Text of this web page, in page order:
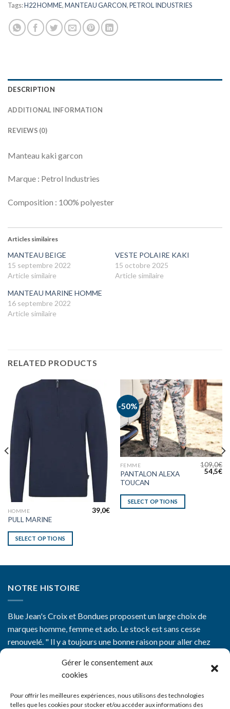
Gérer le consentement aux
cookies
Pour offrir les meilleures expériences, nous utilisons des technologies
telles que les cookies pour stocker et/ou accéder aux informations des
Tags:H22 HOMME,MANTEAU GARCON,PETROL INDUSTRIES
DESCRIPTION
ADDITIONAL INFORMATION
REVIEWS (0)
Manteau kaki garcon
Marque : Petrol Industries
Composition : 100% polyester
Articles similaires
MANTEAU BEIGE
15 septembre 2022
Article similaire
VESTE POLAIRE KAKI
15 octobre 2025
Article similaire
MANTEAU MARINE HOMME
16 septembre 2022
Article similaire
RELATED PRODUCTS
HOMME
PULL MARINE
39,0€
SELECT OPTIONS
-50%
FEMME
PANTALON ALEXA
TOUCAN
109,0€
54,5€
SELECT OPTIONS
NOTRE HISTOIRE
Blue Jean's Croix et Bondues proposent un large choix de
marques homme, femme et ado. Le stock est sans cesse
renouvelé. " Il y a toujours une bonne raison pour aller chez